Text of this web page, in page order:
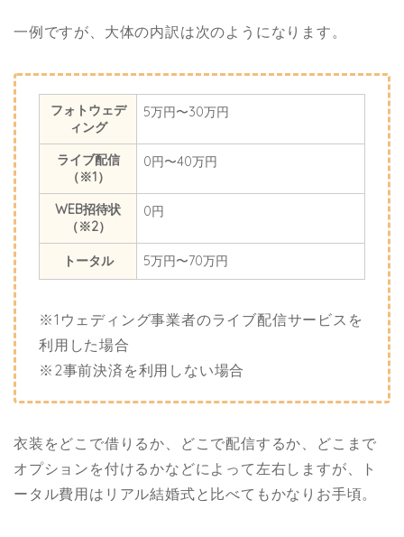
一例ですが、大体の内訳は次のようになります。
フォトウェデ
ィング
5万円〜30万円
ライブ配信
（※1）
0円〜40万円
WEB招待状
（※2）
0円
トータル 5万円〜70万円
※1ウェディング事業者のライブ配信サービスを
利用した場合
※2事前決済を利用しない場合
衣装をどこで借りるか、どこで配信するか、どこまで
オプションを付けるかなどによって左右しますが、ト
ータル費用はリアル結婚式と比べてもかなりお手頃。